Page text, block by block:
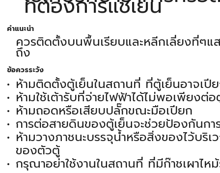
คำแนะนำ
ควรติดตั้งบนพื้นเรียบและหลีกเลี่ยงที่ๆ
ถึง
ข้อควรระวัง
ห้ามติดตั้งตู้เย็นในสถานที่ ที่ตู้เย็นอาจเปี
ห้ามใช้เต้ารับที่จ่ายไฟฟ้าได้ไม่พอเพียงต่อ
ห้ามถอดหรือเสียบปลั๊กขณะมือเปียก
การต่อสายดินของตู้เย็นจะช่วยป้องกันก
ห้ามวางภาชนะบรรจุน้ำหรือสิ่งของไว้บริ
ของตัวตู้
กรุณาอย่าใช้งานในสถานที่ ที่มีก๊าชเผาไห